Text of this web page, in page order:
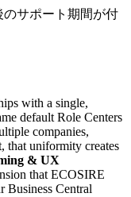
サポート期間が付
with a single,
default Role Centers
companies,
that uniformity creates
& UX
that ECOSIRE
Business Central